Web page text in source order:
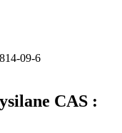
09-6
CAS :